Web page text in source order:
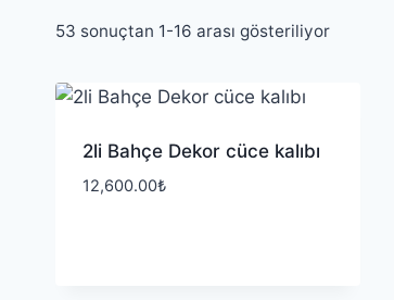
53 sonuçtan 1-16 arası gösteriliyor
2li Bahçe Dekor cüce kalıbı
12,600.00₺